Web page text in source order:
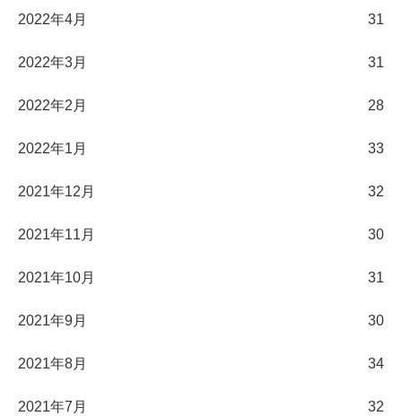
2022年4月 31
2022年3月 31
2022年2月 28
2022年1月 33
2021年12月 32
2021年11月 30
2021年10月 31
2021年9月 30
2021年8月 34
2021年7月 32